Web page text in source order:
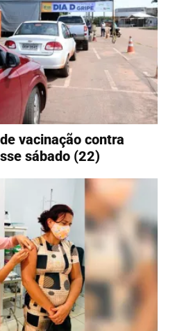
vacinação contra
sábado (22)